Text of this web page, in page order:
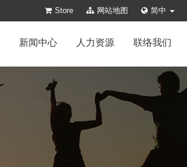
Store 网站地图 简中
新闻中心 人力资源 联络我们